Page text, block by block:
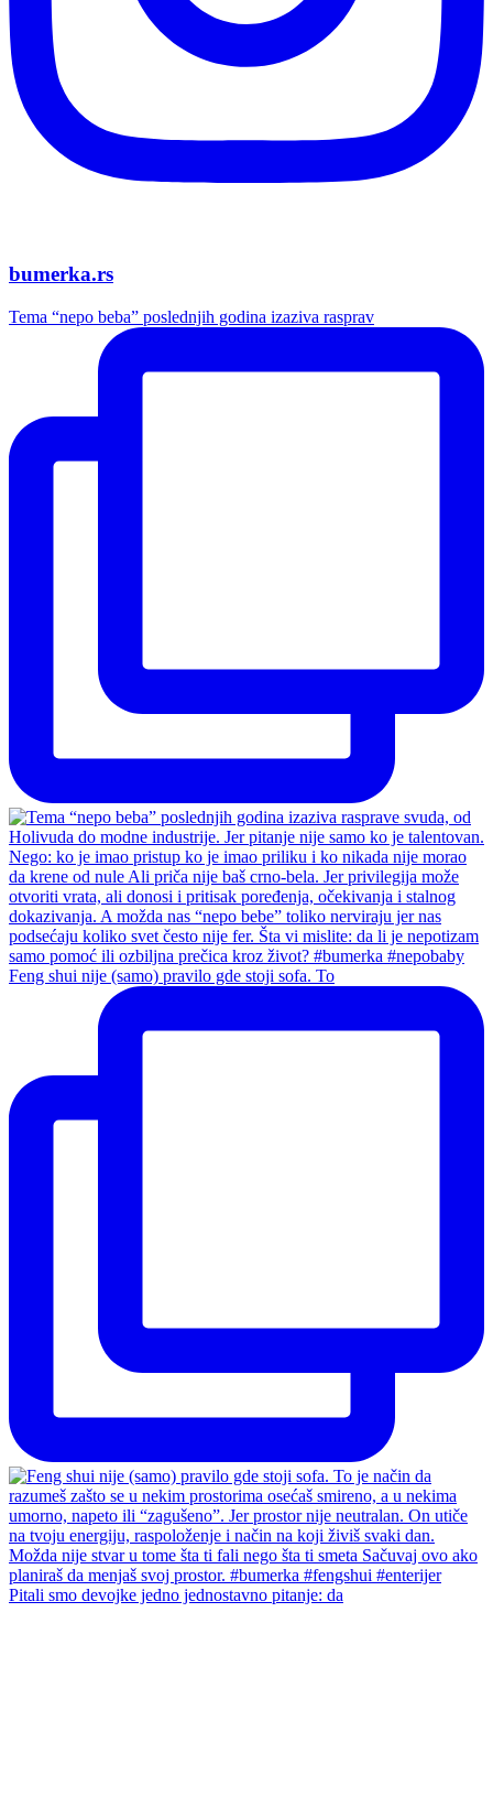
bumerka.rs
Tema “nepo beba” poslednjih godina izaziva rasprav
Feng shui nije (samo) pravilo gde stoji sofa. To
Pitali smo devojke jedno jednostavno pitanje: da